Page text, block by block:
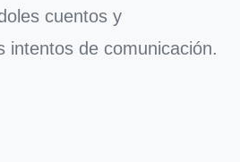
cuentos y
intentos de comunicación.